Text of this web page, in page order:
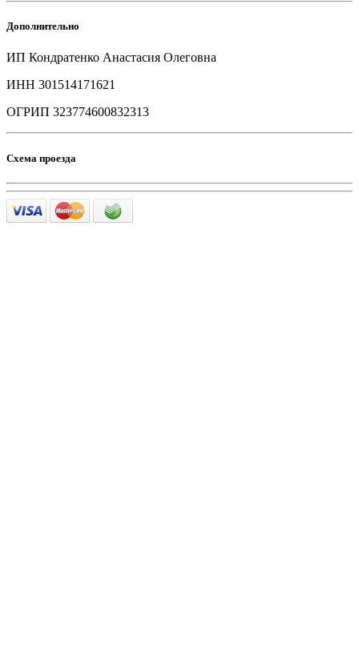
Дополнительно
ИП Кондратенко Анастасия Олеговна
ИНН 301514171621
ОГРИП 323774600832313
Схема проезда